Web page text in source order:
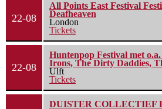
22-08
All Points East Festival
Deafheaven
London
Tickets
22-08
Huntenpop Festival met
Irons, The Dirty Daddies,
Ulft
Tickets
DUISTER COLLECTIEF